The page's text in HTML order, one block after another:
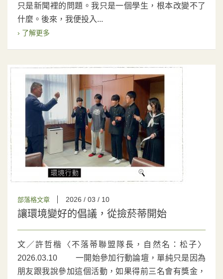
只是新聞裡的問題。我只是一個學生，根本改變不了
什麼。後來，我便投入...
› 了解更多
部落格文章 2026 / 03 / 10
讓環境變好的倡議，從撿菸蒂開始
文／許哲楷〈不落蒂聯盟隊長，自然名：松子〉
2026.03.10 一開始參加行動論壇，單純只是因為
朋友跟我說參加這個活動，如果得前三名會有獎金，